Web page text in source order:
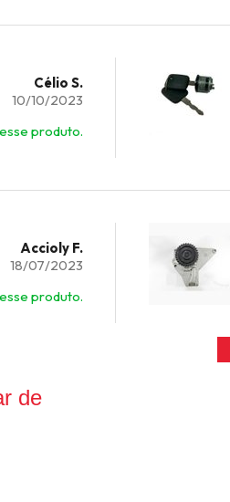
Célio S.
10/10/2023
produto.
Accioly F.
18/07/2023
produto.
de